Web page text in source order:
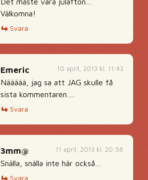
Välkomna!
Svara
10 april, 2013 kl. 11:43
Emeric
Näääää, jag sa att JAG skulle få
sista kommentaren….
Svara
11 april, 2013 kl. 20:56
3mm@
Snälla, snälla inte här också…
Svara